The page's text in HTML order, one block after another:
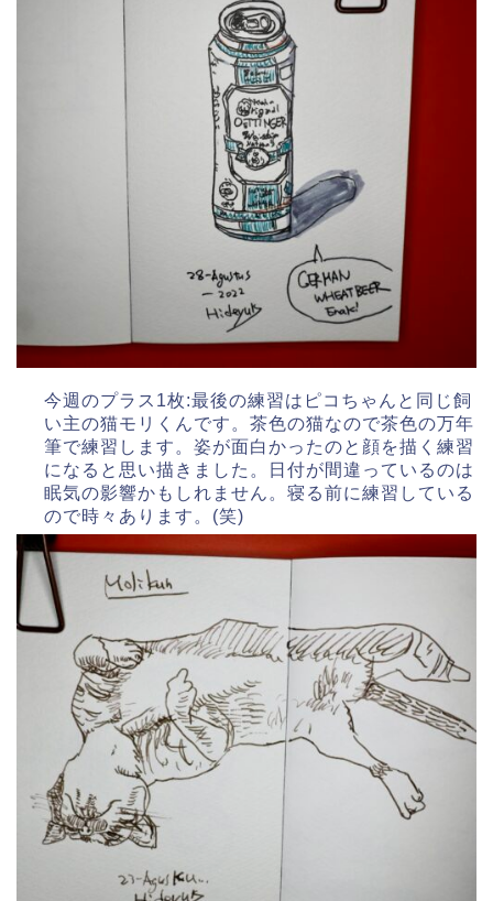
今週のプラス1枚:最後の練習はピコちゃんと同じ飼
い主の猫モリくんです。茶色の猫なので茶色の万年
筆で練習します。姿が面白かったのと顔を描く練習
になると思い描きました。日付が間違っているのは
眠気の影響かもしれません。寝る前に練習している
ので時々あります。(笑)